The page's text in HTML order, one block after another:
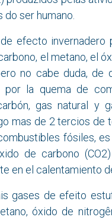
do ser humano.
efecto invernadero
el metano, el
no cabe duda, de
por la quema de
gas natural y
mas de 2 tercios de
fósiles,
de carbono
en el calentamiento
gases de efeito
óxido de